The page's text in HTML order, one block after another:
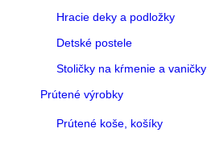
Hracie deky a podložky
Detské postele
Stoličky na kŕmenie a vaničky
Prútené výrobky
Prútené koše, košíky